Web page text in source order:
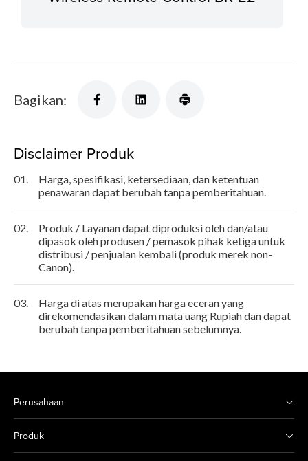
Bagikan:
Disclaimer Produk
01.
Harga, spesifikasi, ketersediaan, dan ketentuan
penawaran dapat berubah tanpa pemberitahuan.
02.
Produk / Layanan dapat diproduksi oleh dan/atau
dipasok oleh produsen / pemasok pihak ketiga untuk
distribusi / penjualan kembali (produk merek non-
Canon).
03.
Harga di atas merupakan harga eceran yang
direkomendasikan dalam mata uang Rupiah dan dapat
berubah tanpa pemberitahuan sebelumnya.
Perusahaan
Produk